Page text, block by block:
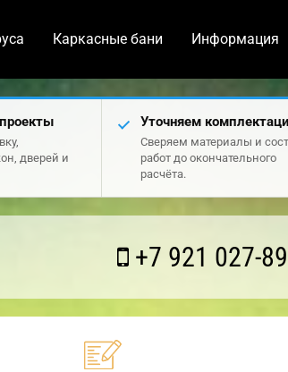
Каркасные бани Информация
дверей и
Уточняем
Сверяем материалы и
работ до окончательного
расчёта.
+7 921 027-